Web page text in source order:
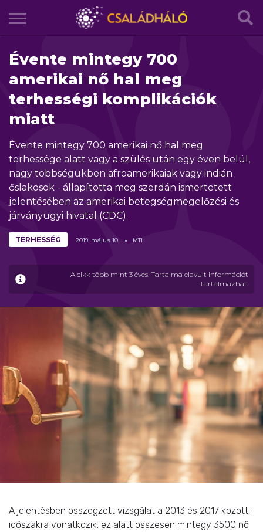
Évente mintegy 700
amerikai nő hal meg
terhességi komplikációk
miatt
Évente mintegy 700 amerikai nő hal meg
terhessége alatt vagy a szülés után egy éven belül,
nagy többségükben afroamerikaiak vagy indián
őslakosok - állapította meg szerdán ismertetett
jelentésében az amerikai betegségmegelőzési és
járványügyi hivatal (CDC).
A cikk több mint 3 éves. Tartalma elavult információt
tartalmazhat.
TERHESSÉG 2019. május 10. MTI
A jelentésben összegzett vizsgálat a 2013 és 2017 közötti
időszakra vonatkozik: ez alatt összesen mintegy 3500 nő